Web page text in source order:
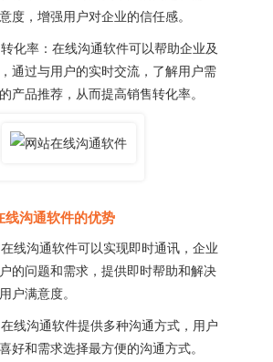
度，增强用户对企业的信任感。
率：在线沟通软件可以帮助企业及
通过与用户的实时交流，了解用户需
产品推荐，从而提高销售转化率。
沟通软件的优势
沟通软件可以实现即时通讯，企业
的问题和需求，提供即时帮助和解决
户满意度。
沟通软件提供多种沟通方式，用户
好和需求选择最方便的沟通方式。